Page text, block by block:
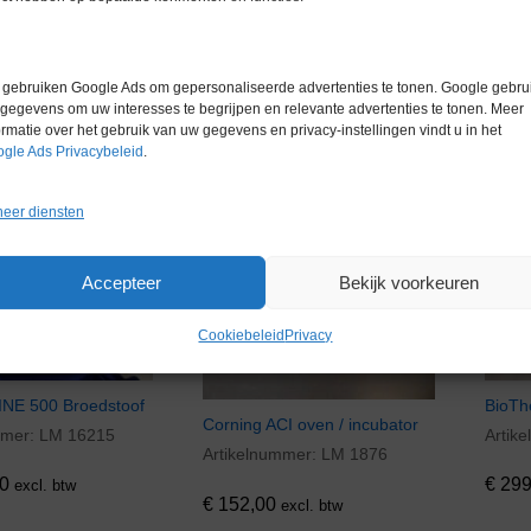
gebruiken Google Ads om gepersonaliseerde advertenties te tonen. Google
om uw interesses te begrijpen en relevante advertenties te tonen. Meer
over het gebruik van uw gegevens en privacy-instellingen vindt u in het
Ads Privacybeleid
diensten
Accepteer Bekijk voorkeuren
Cookiebeleid Privacy
500 Broedstoof
LM 16215
excl. btw
Corning ACI oven / incubator
Artikelnummer: LM 1876
€152,00 excl. btw
€152,00
€
€